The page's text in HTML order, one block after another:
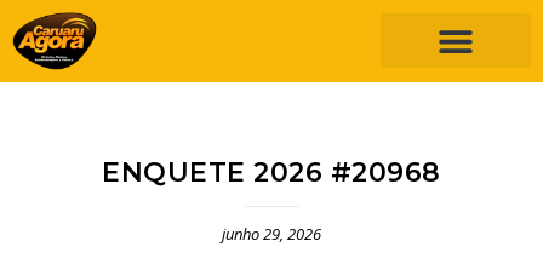
ENQUETE 2026 #20968
junho 29, 2026